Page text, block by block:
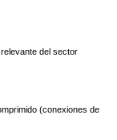
del sector
(conexiones de